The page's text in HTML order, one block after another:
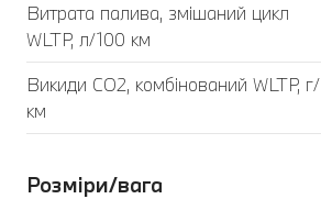
Витрата палива, змішаний цикл
WLTP, л/100 км
Викиди CO2, комбінований WLTP, г/
км
Розміри/вага